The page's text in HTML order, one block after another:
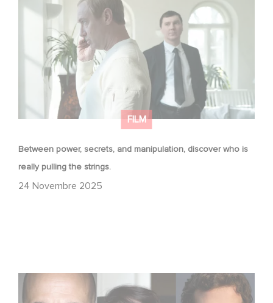
FILM
Between power, secrets, and manipulation, discover who is
really pulling the strings.
24 Novembre 2025
who is really pulling the strings.
Le riprese di Masterplan sono ufficialmente iniziate in